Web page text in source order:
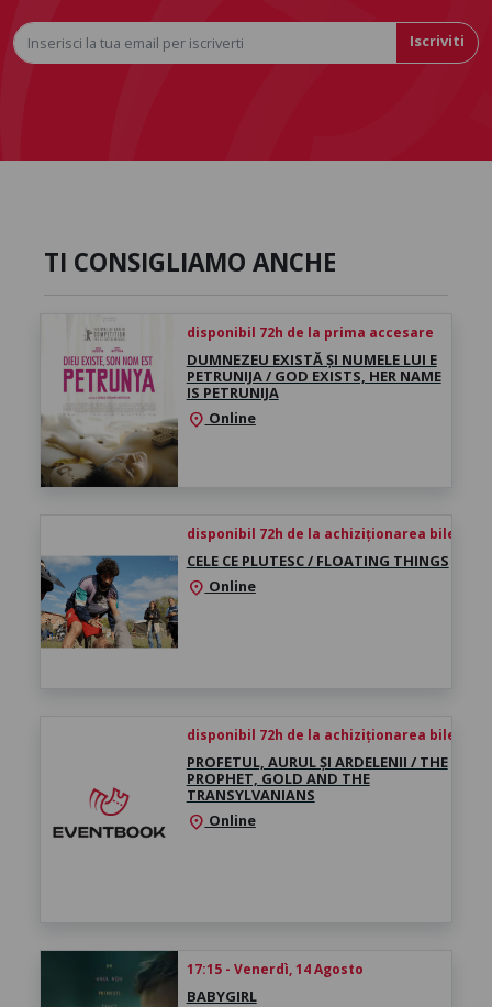
Iscriviti
TI CONSIGLIAMO ANCHE
disponibil 72h de la prima accesare
DUMNEZEU EXISTĂ ȘI NUMELE LUI E
PETRUNIJA / GOD EXISTS, HER NAME
IS PETRUNIJA
location_on Online
disponibil 72h de la achiziționarea biletului
CELE CE PLUTESC / FLOATING THINGS
location_on Online
disponibil 72h de la achiziționarea biletului
PROFETUL, AURUL ȘI ARDELENII / THE
PROPHET, GOLD AND THE
TRANSYLVANIANS
location_on Online
17:15 - Venerdì, 14 Agosto
BABYGIRL